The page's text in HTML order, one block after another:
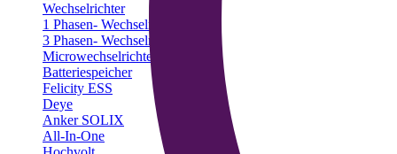
Wechselrichter
1 Phasen- Wechselrichter
3 Phasen- Wechselrichter
Microwechselrichter
Batteriespeicher
Felicity ESS
Deye
Anker SOLIX
All-In-One